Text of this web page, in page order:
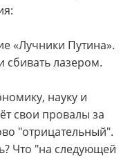
«Лучники Путина».
сбивать лазером.
науку и
свои провалы за
"отрицательный".
Что "на следующей